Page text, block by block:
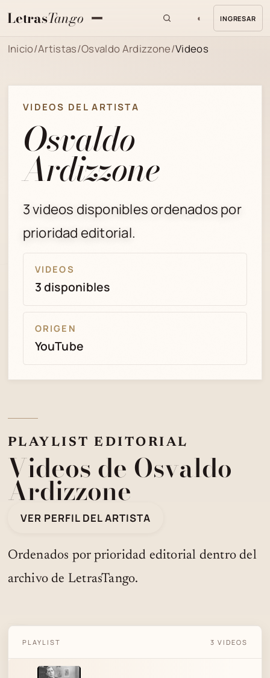
LetrasTango ◐ INGRESAR
Inicio/Artistas/Osvaldo Ardizzone/Videos
VIDEOS DEL ARTISTA
Osvaldo
Ardizzone
3 videos disponibles ordenados por
prioridad editorial.
VIDEOS
3 disponibles
ORIGEN
YouTube
PLAYLIST EDITORIAL
Videos de Osvaldo
Ardizzone
VER PERFIL DEL ARTISTA
Ordenados por prioridad editorial dentro del
archivo de LetrasTango.
VENTARRÓN / CARLOS GARDEL
PLAYLIST 3 VIDEOS